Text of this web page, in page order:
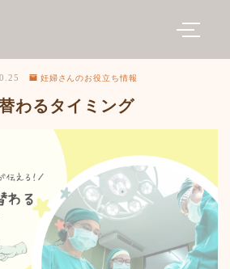
妊婦さんのお役立ち情報
わるタイミング